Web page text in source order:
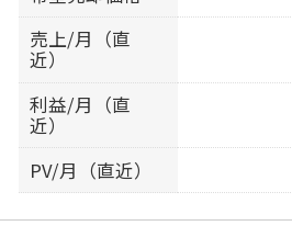
売上/月（直
近）
利益/月（直
近）
PV/月（直近）